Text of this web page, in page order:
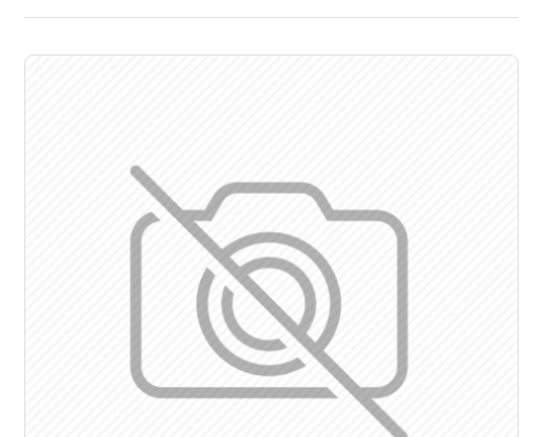
возможность доставки в любой город России.
Купить альтернативную оптику для BMW Z4 можно
позвонив нам, либо отправив заявку на сайтес
помощью личного кабинета.